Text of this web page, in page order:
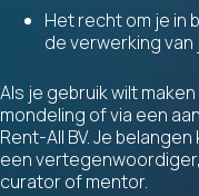
Het recht om je in
de verwerking
Als je gebruik wilt
mondeling of via een
Rent-All BV. Je
een
curator of mentor.